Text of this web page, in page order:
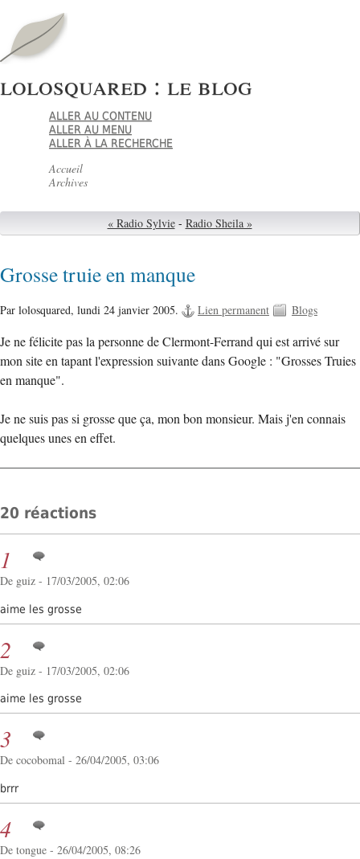
lolosquared : le blog
ALLER AU CONTENU
ALLER AU MENU
ALLER À LA RECHERCHE
Accueil
Archives
« Radio Sylvie - Radio Sheila »
Grosse truie en manque
Par lolosquared, lundi 24 janvier 2005. Lien permanent Blogs
Je ne félicite pas la personne de Clermont-Ferrand qui est arrivé sur
mon site en tapant l'expression suivante dans Google : "Grosses Truies
en manque".
Je ne suis pas si grosse que ça, mon bon monsieur. Mais j'en connais
quelques unes en effet.
20 réactions
1
De guiz - 17/03/2005, 02:06
aime les grosse
2
De guiz - 17/03/2005, 02:06
aime les grosse
3
De cocobomal - 26/04/2005, 03:06
brrr
4
De tongue - 26/04/2005, 08:26